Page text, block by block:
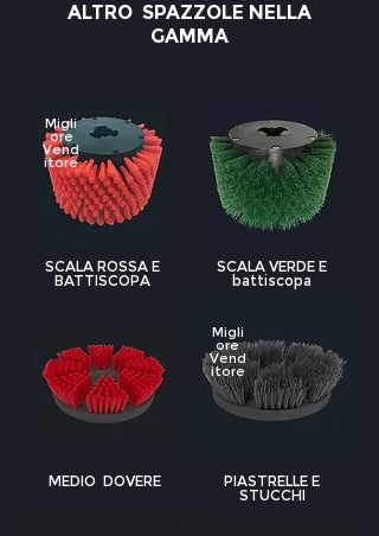
ALTRO SPAZZOLE NELLA
GAMMA
Migli
ore
Vend
itore
SCALA ROSSA E
BATTISCOPA
SCALA VERDE E
battiscopa
Migli
ore
Vend
itore
MEDIO DOVERE
PIASTRELLE E
STUCCHI